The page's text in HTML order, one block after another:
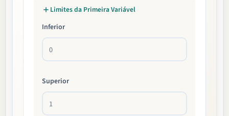
Limites da Primeira Variável
Inferior
Superior